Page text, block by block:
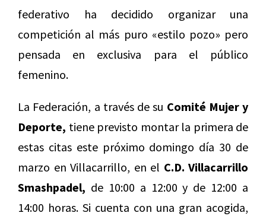
federativo ha decidido organizar una
competición al más puro «estilo pozo» pero
pensada en exclusiva para el público
femenino.
La Federación, a través de su Comité Mujer y
Deporte, tiene previsto montar la primera de
estas citas este próximo domingo día 30 de
marzo en Villacarrillo, en el C.D. Villacarrillo
Smashpadel, de 10:00 a 12:00 y de 12:00 a
14:00 horas. Si cuenta con una gran acogida,